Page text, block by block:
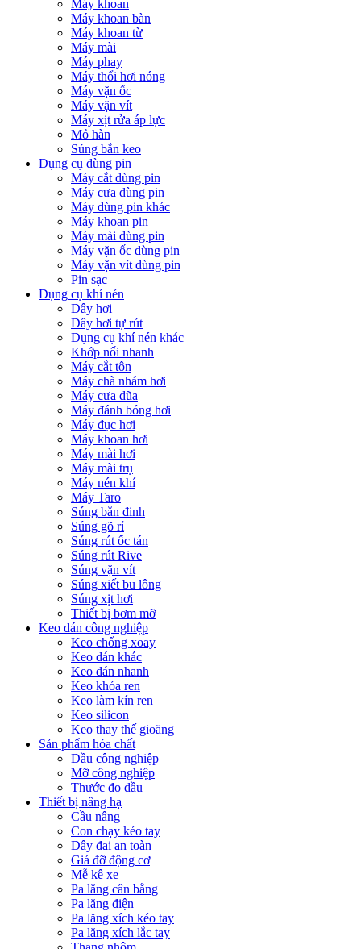
Máy khoan
Máy khoan bàn
Máy khoan từ
Máy mài
Máy phay
Máy thổi hơi nóng
Máy vặn ốc
Máy vặn vít
Máy xịt rửa áp lực
Mỏ hàn
Súng bắn keo
Dụng cụ dùng pin
Máy cắt dùng pin
Máy cưa dùng pin
Máy dùng pin khác
Máy khoan pin
Máy mài dùng pin
Máy vặn ốc dùng pin
Máy vặn vít dùng pin
Pin sạc
Dụng cụ khí nén
Dây hơi
Dây hơi tự rút
Dụng cụ khí nén khác
Khớp nối nhanh
Máy cắt tôn
Máy chà nhám hơi
Máy cưa dũa
Máy đánh bóng hơi
Máy đục hơi
Máy khoan hơi
Máy mài hơi
Máy mài trụ
Máy nén khí
Máy Taro
Súng bắn đinh
Súng gõ rỉ
Súng rút ốc tán
Súng rút Rive
Súng vặn vít
Súng xiết bu lông
Súng xịt hơi
Thiết bị bơm mỡ
Keo dán công nghiệp
Keo chống xoay
Keo dán khác
Keo dán nhanh
Keo khóa ren
Keo làm kín ren
Keo silicon
Keo thay thế gioăng
Sản phẩm hóa chất
Dầu công nghiệp
Mỡ công nghiệp
Thước đo dầu
Thiết bị nâng hạ
Cầu nâng
Con chạy kéo tay
Dây đai an toàn
Giá đỡ động cơ
Mễ kê xe
Pa lăng cân bằng
Pa lăng điện
Pa lăng xích kéo tay
Pa lăng xích lắc tay